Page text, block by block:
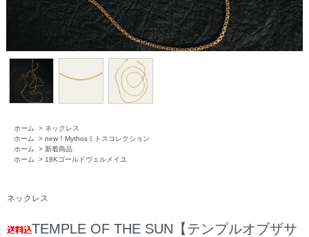
ホーム > ネックレス
ホーム
> new！Mythosミトスコレクション
ホーム
> 新着商品
ホーム
> 18Kゴールドヴェルメイユ
ネックレス
TEMPLE OF THE SUN【テンプルオブザサ